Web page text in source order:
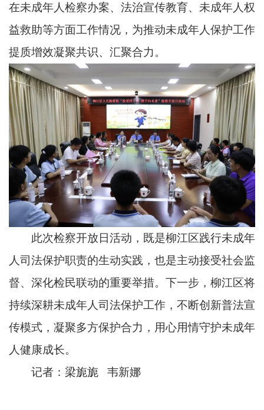
在未成年人检察办案、法治宣传教育、未成年人权
益救助等方面工作情况，为推动未成年人保护工作
提质增效凝聚共识、汇聚合力。
此次检察开放日活动，既是柳江区践行未成年
人司法保护职责的生动实践，也是主动接受社会监
督、深化检民联动的重要举措。下一步，柳江区将
持续深耕未成年人司法保护工作，不断创新普法宣
传模式，凝聚多方保护合力，用心用情守护未成年
人健康成长。
记者：梁旎旎 韦新娜